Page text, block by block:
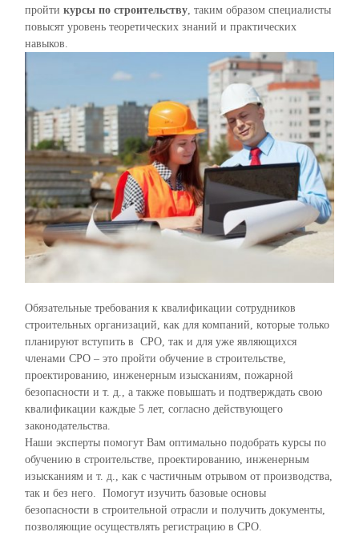
пройтикурсы по строительству , таким образом специалисты
повысят уровень теоретических знаний и практических
навыков.
Обязательные требования к квалификации сотрудников
строительных организаций, как для компаний, которые только
планируют вступить в СРО, так и для уже являющихся
членами СРО – это пройти обучение в строительстве,
проектированию, инженерным изысканиям, пожарной
безопасности и т. д., а также повышать и подтверждать свою
квалификации каждые 5 лет, согласно действующего
законодательства.
Наши эксперты помогут Вам оптимально подобрать курсы по
обучению в строительстве, проектированию, инженерным
изысканиям и т. д., как с частичным отрывом от производства,
так и без него. Помогут изучить базовые основы
безопасности в строительной отрасли и получить документы,
позволяющие осуществлять регистрацию в СРО.